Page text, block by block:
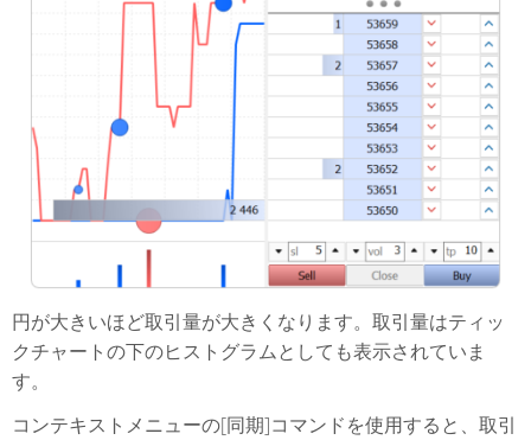
円が大きいほど取引量が大きくなります。取引量はティッ
クチャートの下のヒストグラムとしても表示されていま
す。
コンテキストメニューの[同期]コマンドを使用すると、取引